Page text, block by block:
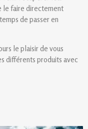
le faire directement
de passer en
le plaisir de vous
différents produits avec